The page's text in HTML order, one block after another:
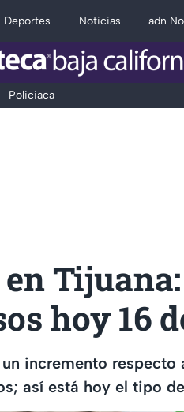
Deportes Noticias adn
Policiaca
hoy 16
incremento respecto
así está hoy el tipo